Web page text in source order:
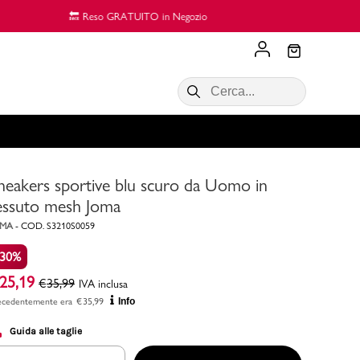
Acquista ora
VALIGIE CIAK
Scopri di più
Consigli
sportive blu scuro da Uomo in
mesh Joma
- COD. S3210S0059
25,19 €35,99 IVA inclusa
era €35,99 Info
Guida alle taglie